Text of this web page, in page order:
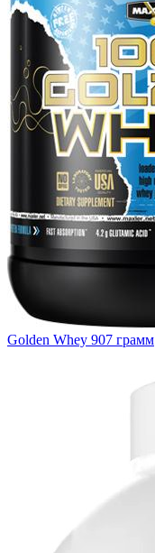
Golden Whey 907 грамм